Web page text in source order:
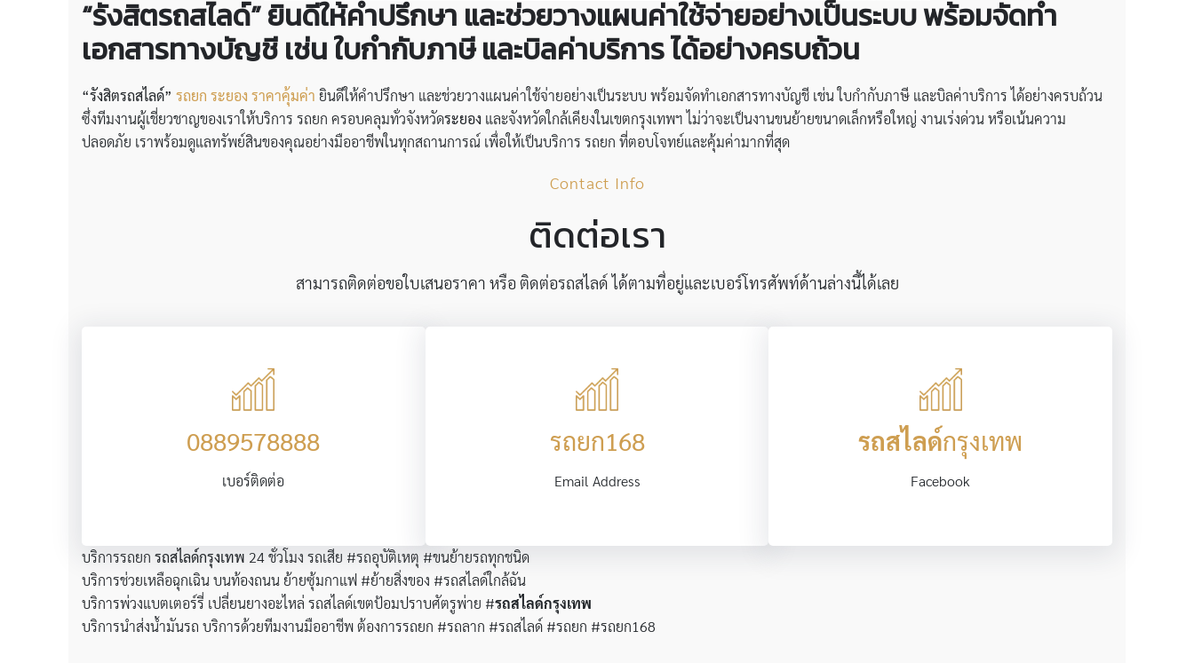
“รังสิตรถสไลด์” ยินดีให้คำปรึกษา และช่วยวางแผนค่าใช้จ่ายอย่างเป็นระบบ พร้อมจัดทำ
เอกสารทางบัญชี เช่น ใบกำกับภาษี และบิลค่าบริการ ได้อย่างครบถ้วน
“รังสิตรถสไลด์” รถยก ระยอง ราคาคุ้มค่า ยินดีให้คำปรึกษา และช่วยวางแผนค่าใช้จ่ายอย่างเป็นระบบ พร้อมจัดทำเอกสารทางบัญชี เช่น ใบกำกับภาษี และบิลค่าบริการ ได้อย่างครบถ้วน
ซึ่งทีมงานผู้เชี่ยวชาญของเราให้บริการ รถยก ครอบคลุมทั่วจังหวัดระยอง และจังหวัดใกล้เคียงในเขตกรุงเทพฯ ไม่ว่าจะเป็นงานขนย้ายขนาดเล็กหรือใหญ่ งานเร่งด่วน หรือเน้นความ
ปลอดภัย เราพร้อมดูแลทรัพย์สินของคุณอย่างมืออาชีพในทุกสถานการณ์ เพื่อให้เป็นบริการ รถยก ที่ตอบโจทย์และคุ้มค่ามากที่สุด
Contact Info
ติดต่อเรา
สามารถติดต่อขอใบเสนอราคา หรือ ติดต่อรถสไลด์ ได้ตามที่อยู่และเบอร์โทรศัพท์ด้านล่างนี้ได้เลย
0889578888
เบอร์ติดต่อ
รถยก168
Email Address
รถสไลด์กรุงเทพ
Facebook
บริการรถยก รถสไลด์กรุงเทพ 24 ชั่วโมง รถเสีย #รถอุบัติเหตุ #ขนย้ายรถทุกชนิด
บริการช่วยเหลือฉุกเฉิน บนท้องถนน ย้ายซุ้มกาแฟ #ย้ายสิ่งของ #รถสไลด์ใกล้ฉัน
บริการพ่วงแบตเตอร์รี่ เปลี่ยนยางอะไหล่ รถสไลด์เขตป้อมปราบศัตรูพ่าย #รถสไลด์กรุงเทพ
บริการนำส่งน้ำมันรถ บริการด้วยทีมงานมืออาชีพ ต้องการรถยก #รถลาก #รถสไลด์ #รถยก #รถยก168